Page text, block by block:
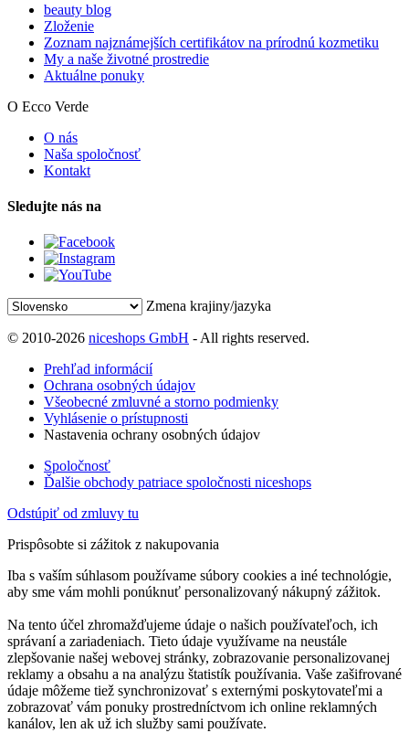
beauty blog
Zloženie
Zoznam najznámejších certifikátov na prírodnú kozmetiku
My a naše životné prostredie
Aktuálne ponuky
O Ecco Verde
O nás
Naša spoločnosť
Kontakt
Sledujte nás na
Zmena krajiny/jazyka
© 2010-2026 niceshops GmbH - All rights reserved.
Prehľad informácií
Ochrana osobných údajov
Všeobecné zmluvné a storno podmienky
Vyhlásenie o prístupnosti
Nastavenia ochrany osobných údajov
Spoločnosť
Ďalšie obchody patriace spoločnosti niceshops
Odstúpiť od zmluvy tu
Prispôsobte si zážitok z nakupovania
Iba s vaším súhlasom používame súbory cookies a iné technológie,
aby sme vám mohli ponúknuť personalizovaný nákupný zážitok.
Na tento účel zhromažďujeme údaje o našich používateľoch, ich
správaní a zariadeniach. Tieto údaje využívame na neustále
zlepšovanie našej webovej stránky, zobrazovanie personalizovanej
reklamy a obsahu a na analýzu štatistík používania. Vaše zašifrované
údaje môžeme tiež synchronizovať s externými poskytovateľmi a
zobrazovať vám ponuky prostredníctvom ich online reklamných
kanálov, len ak už ich služby sami používate.